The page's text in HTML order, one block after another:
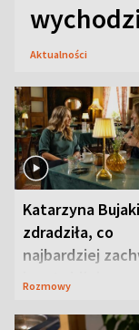
Aktualności
Katarzyna
zdradziła, co
najbardziej
ją w Lublinie
Rozmowy